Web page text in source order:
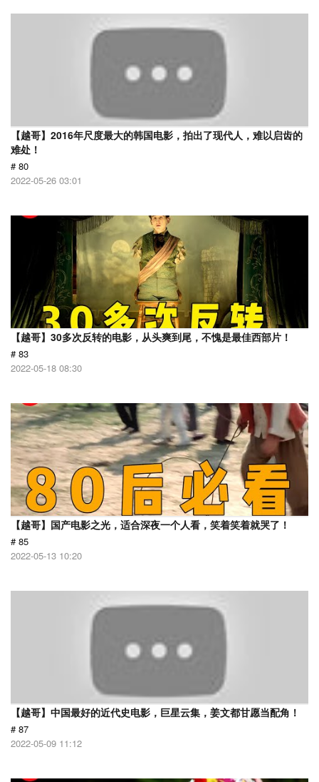
【越哥】2016年尺度最大的韩国电影，拍出了现代人，难以启齿的
难处！
# 80
2022-05-26 03:01
【越哥】30多次反转的电影，从头爽到尾，不愧是最佳西部片！
# 83
2022-05-18 08:30
【越哥】国产电影之光，适合深夜一个人看，笑着笑着就哭了！
# 85
2022-05-13 10:20
【越哥】中国最好的近代史电影，巨星云集，姜文都甘愿当配角！
# 87
2022-05-09 11:12